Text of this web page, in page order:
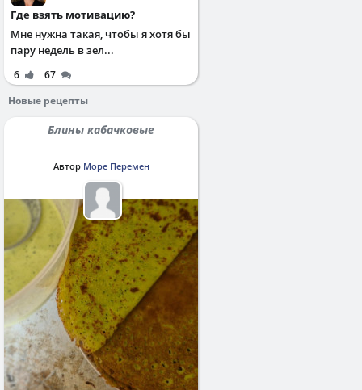
Где взять мотивацию?
Мне нужна такая, чтобы я хотя бы
пару недель в зел...
6
67
Новые рецепты
Блины кабачковые
Автор Море Перемен